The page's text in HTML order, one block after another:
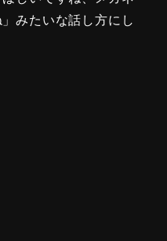
みたいな話し方にし